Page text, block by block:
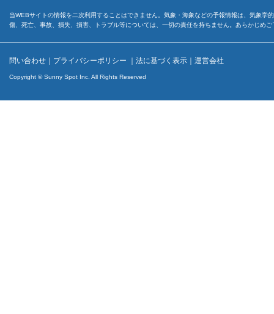
当WEBサイトの情報を二次利用することはできません。気象・海象などの予報情報は、気象
傷、死亡、事故、損失、損害、トラブル等については、一切の責任を持ちません。あらかじめ
問い合わせ ｜ プライバシーポリシー ｜ 法に基づく表示 ｜ 運営会社
Copyright © Sunny Spot Inc. All Rights Reserved